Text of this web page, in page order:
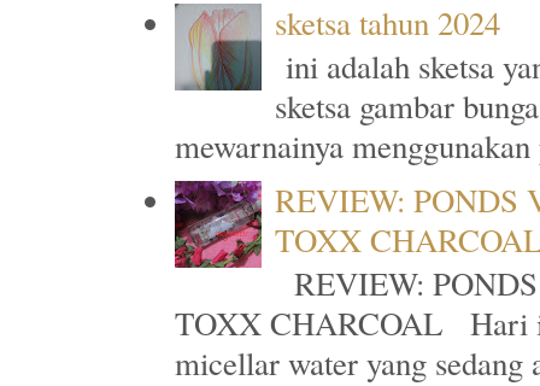
sketsa tahun 2024
ini adalah sketsa
sketsa gambar
mewarnainya
REVIEW:
TOXX
REVIEW:
TOXX CHARCOAL Hari
micellar water yang sedang